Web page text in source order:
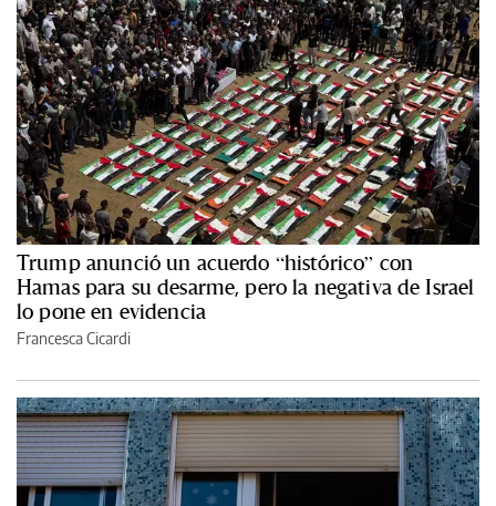
Trump anunció un acuerdo “histórico” con
Hamas para su desarme, pero la negativa de Israel
lo pone en evidencia
Francesca Cicardi